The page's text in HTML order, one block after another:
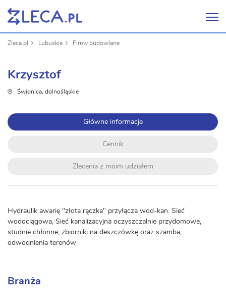
Zleca.pl Lubuskie Firmy budowlane
Krzysztof
Świdnica, dolnośląskie
Główne informacje
Cennik
Zlecenia z moim udziałem
Hydraulik awarię "złota rączka" przyłącza wod-kan. Sieć
wodociągowa, Sieć kanalizacyjna oczyszczalnie przydomowe,
studnie chłonne, zbiorniki na deszczówkę oraz szamba,
odwodnienia terenów
Branża